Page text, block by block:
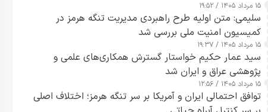
۱۵ مرداد ۱۴۰۵ / ۱۹:۵۲
سلیمی: متن اولیه طرح راهبردی مدیریت تنگه هرمز در
کمیسیون امنیت ملی بررسی شد
۱۵ مرداد ۱۴۰۵ / ۱۹:۳۷
سید عمار حکیم خواستار گسترش همکاری‌های علمی و
پژوهشی عراق و ایران شد
۱۵ مرداد ۱۴۰۵ / ۱۲:۵۶
توافق احتمالی ایران و آمریکا بر سر تنگه هرمز؛ اختلاف اصلی